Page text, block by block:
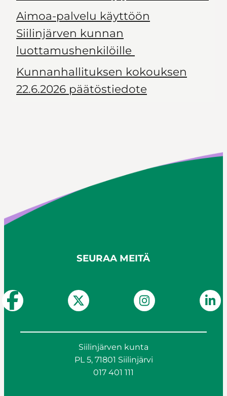
Aimoa-palvelu käyttöön
Siilinjärven kunnan
luottamushenkilöille
Kunnanhallituksen kokouksen
22.6.2026 päätöstiedote
SEURAA MEITÄ
Siilinjärven kunta
PL 5, 71801 Siilinjärvi
017 401 111